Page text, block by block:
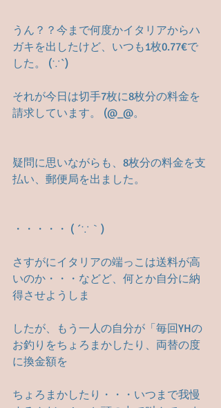
うん？？今まで何度かイタリアからハ
ガキを出したけど、いつも1枚0.77€で
した。 (∵`)
それが今日は切手7枚に8枚分の料金を
請求しています。 (@_@。
疑問に思いながらも、8枚分の料金を支
払い、郵便局を出ました。
・・・・・ ( ´∵｀)
さすがにイタリアの端っこは送料が高
いのか・・・などど、何とか自分に納
得させようしま
したが、もう一人の自分が「毎回YHの
お釣りをちょろまかしたり、両替の度
に換金額を
ちょろまかしたり・・・いつまで我慢